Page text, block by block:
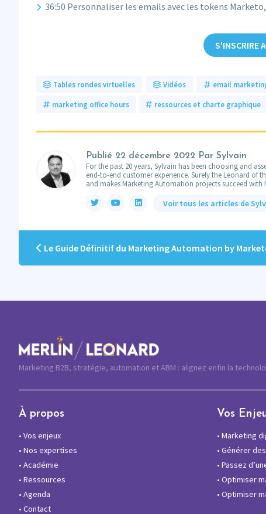
36:50 Personnaliser les emails avec les tokens
S'INSCRIRE
Tables rondes virtuelles Vidéos email
marketing office hours ressources et charte graphique
Publié 22 décembre 2022 Par Sylvain
For the past 20 years, Sylvain has been choosing and
end-to-end customer experience. Surely the Leonard of
and makes Marketing Automation projects succeed with
Voir tous les articles de
Le Guide Définitif du Marketing Automation by
Marketing B2B, stratégie, automation et ABM : alignez enfin la
À propos
• Vos enjeux
• Nos expertises
• Académie
• Ressources
• Agenda
• Contact
Vos
• Marketing
• Générer
• Passez
• Optimiser
• Optimiser